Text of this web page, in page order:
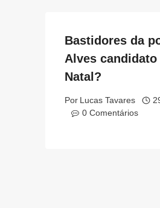
Bastidores da
Alves candidato
Natal?
Por Lucas Tavares
0 Comentários